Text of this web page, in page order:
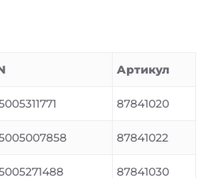
Артикул
87841020
87841022
87841030